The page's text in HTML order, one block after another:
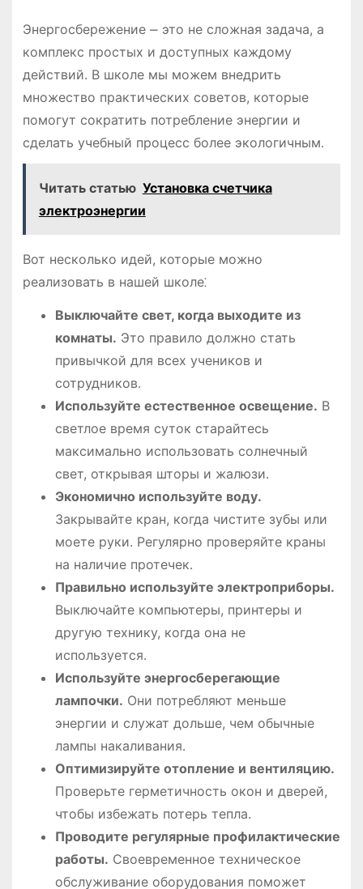
Энергосбережение ⎼ это не сложная задача, а
комплекс простых и доступных каждому
действий․ В школе мы можем внедрить
множество практических советов, которые
помогут сократить потребление энергии и
сделать учебный процесс более экологичным․
Читать статью Установка счетчика
электроэнергии
Вот несколько идей, которые можно
реализовать в нашей школе⁚
Выключайте свет, когда выходите из
комнаты․ Это правило должно стать
привычкой для всех учеников и
сотрудников․
Используйте естественное освещение․ В
светлое время суток старайтесь
максимально использовать солнечный
свет, открывая шторы и жалюзи․
Экономично используйте воду․
Закрывайте кран, когда чистите зубы или
моете руки․ Регулярно проверяйте краны
на наличие протечек․
Правильно используйте электроприборы․
Выключайте компьютеры, принтеры и
другую технику, когда она не
используется․
Используйте энергосберегающие
лампочки․ Они потребляют меньше
энергии и служат дольше, чем обычные
лампы накаливания․
Оптимизируйте отопление и вентиляцию․
Проверьте герметичность окон и дверей,
чтобы избежать потерь тепла․
Проводите регулярные профилактические
работы․ Своевременное техническое
обслуживание оборудования поможет